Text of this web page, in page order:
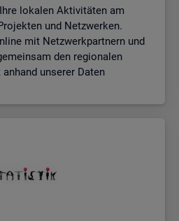
lokalen Aktivitäten am
und Netzwerken.
mit Netzwerkpartnern und
den regionalen
unserer Daten